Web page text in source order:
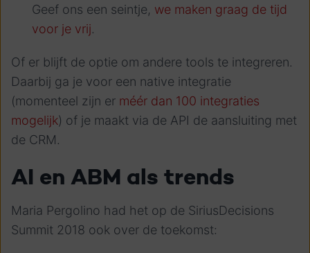
Geef ons een seintje, we maken graag de tijd
voor je vrij.
Of er blijft de optie om andere tools te integreren.
Daarbij ga je voor een native integratie
(momenteel zijn er méér dan 100 integraties
mogelijk) of je maakt via de API de aansluiting met
de CRM.
AI en ABM als trends
Maria Pergolino had het op de SiriusDecisions
Summit 2018 ook over de toekomst: